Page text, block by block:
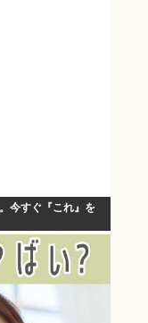
今すぐ『これ』を